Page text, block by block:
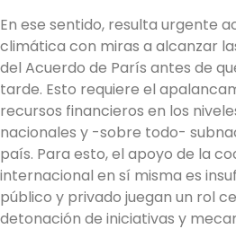
En ese sentido, resulta urgente
climática con miras a alcanzar
del Acuerdo de París antes de
tarde. Esto requiere el
recursos financieros en los
nacionales y -sobre todo-
país. Para esto, el apoyo de la
internacional en sí misma es
público y privado juegan un rol
detonación de iniciativas y